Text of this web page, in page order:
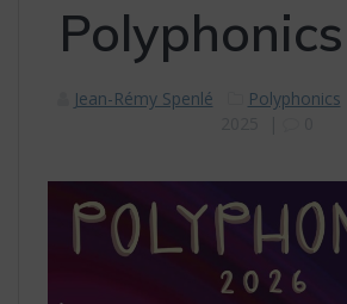
Jean-Rémy Spenlé Polyphonics